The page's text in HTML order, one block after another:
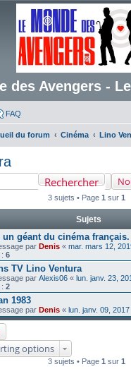
des Avengers -
FAQ
du forum Cinéma
Lino
Rechercher
3 sujets • Page 1 sur 1
Sujets
un géant du cinéma français.
par Denis « mar. mars 12,
6
TV Lino Ventura
par Alexis06 « lun. janv. 23,
2
1983
par Denis « lun. janv. 09,
options
3 sujets • Page 1 sur 1